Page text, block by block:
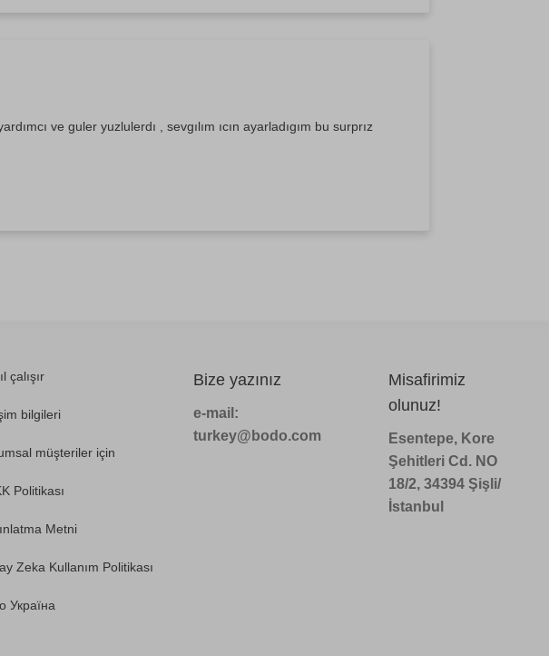
ve guler yuzlulerdı , sevgılım ıcın ayarladıgım bu surprız
çalışır
bilgileri
müşteriler için
Politikası
Metni
Zeka Kullanım Politikası
Україна
Bize yazınız
e-mail:
turkey@bodo.com
Misafirimiz
olunuz!
Esentepe, Kore
Şehitleri Cd. NO
18/2, 34394 Şişli/
İstanbul